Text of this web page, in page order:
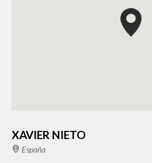
XAVIER NIETO
España